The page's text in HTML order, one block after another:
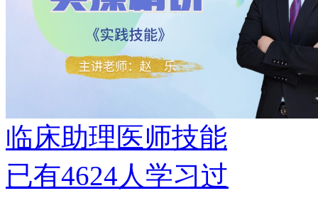
临床助理医师技能
已有4624人学习过